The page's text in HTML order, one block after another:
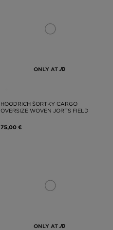
ONLY AT
HOODRICH ŠORTKY CARGO
OVERSIZE WOVEN JORTS FIELD
75,00 €
ONLY AT